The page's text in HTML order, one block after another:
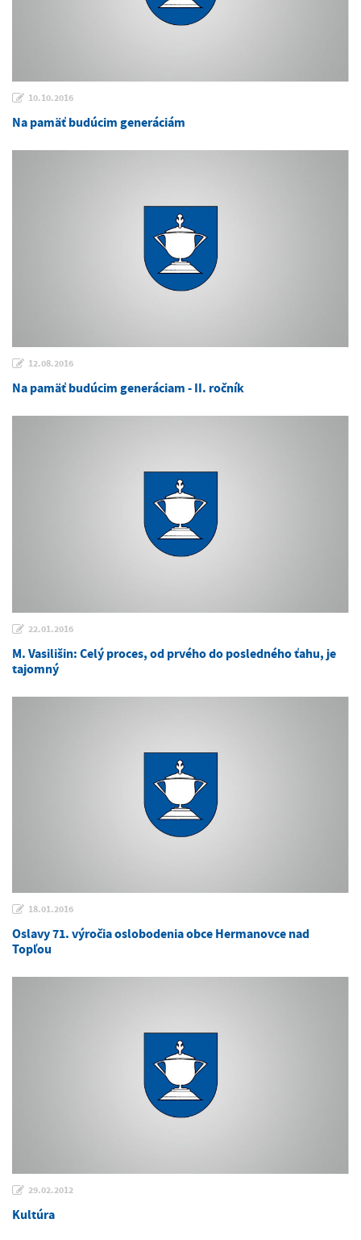
10.10.2016
Na pamäť budúcim generáciám
12.08.2016
Na pamäť budúcim generáciam - II. ročník
22.01.2016
M. Vasilišin: Celý proces, od prvého do posledného ťahu, je
tajomný
18.01.2016
Oslavy 71. výročia oslobodenia obce Hermanovce nad
Topľou
29.02.2012
Kultúra